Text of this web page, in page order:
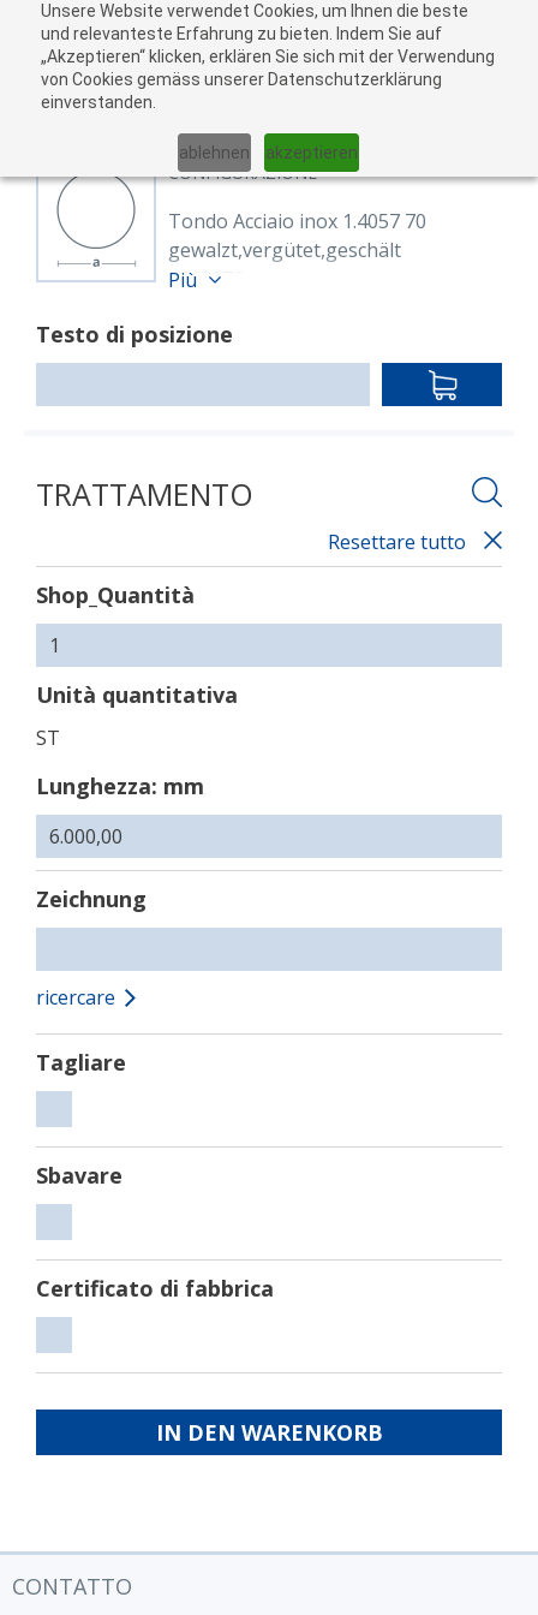
Unsere Website verwendet Cookies, um Ihnen die beste
und relevanteste Erfahrung zu bieten. Indem Sie auf
„Akzeptieren“ klicken, erklären Sie sich mit der Verwendung
von Cookies gemäss unserer Datenschutzerklärung
einverstanden.
ablehnen akzeptieren
01 02
CONFIGURAZIONE
Tondo Acciaio inox 1.4057 70
gewalzt,vergütet,geschält
8613676
EN 10088-3,EN 10060
gewalzt,vergütet,geschält
Più
Testo di posizione
IN
TRATTAMENTO
Resettare tutto
Shop_Quantità
Unità quantitativa
ST
Lunghezza: mm
Zeichnung
ricercare
Tagliare
Sbavare
Certificato di fabbrica
di
fabbrica
IN DEN WARENKORB
CONTATTO